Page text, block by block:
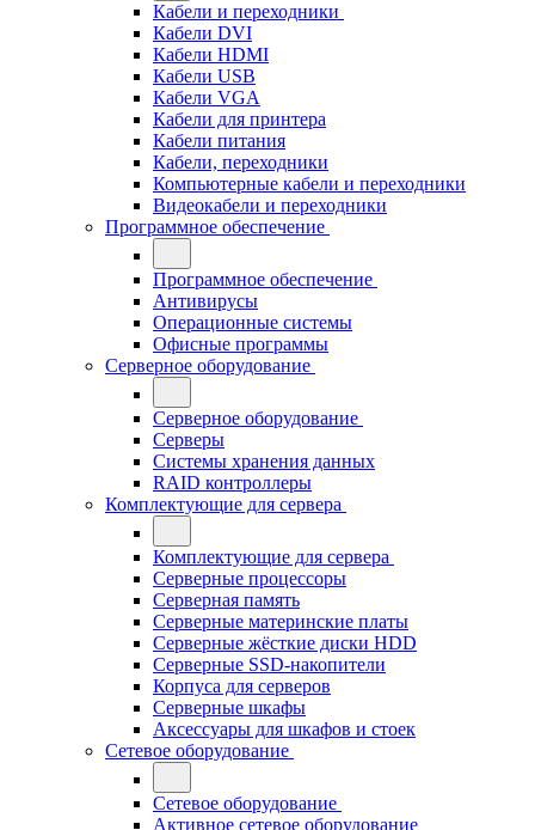
Кабели и переходники
Кабели DVI
Кабели HDMI
Кабели USB
Кабели VGA
Кабели для принтера
Кабели питания
Кабели, переходники
Компьютерные кабели и переходники
Видеокабели и переходники
Программное обеспечение
Программное обеспечение
Антивирусы
Операционные системы
Офисные программы
Серверное оборудование
Серверное оборудование
Серверы
Системы хранения данных
RAID контроллеры
Комплектующие для сервера
Комплектующие для сервера
Серверные процессоры
Серверная память
Серверные материнские платы
Серверные жёсткие диски HDD
Серверные SSD-накопители
Корпуса для серверов
Серверные шкафы
Аксессуары для шкафов и стоек
Сетевое оборудование
Сетевое оборудование
Активное сетевое оборудование